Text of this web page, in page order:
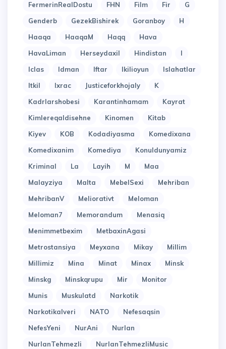
FermerinRealDostu
FHN Film Fir
G
Genderb
GezekBishirek Goranboy
H
Haaqa
HaaqaM Haqq
Hava
HavaLiman
Herseydaxil Hindistan
I
Iclas
Idman Iftar Ikilioyun
Islahatlar
Itkil
Ixrac Justiceforkhojaly
K
Kadrlarshobesi
Karantinhamam
Kayrat
Kimlereqaldisehne
Kinomen
Kitab
Kiyev
KOB Kodadiyasma
Komedixana
Komedixanim
Komediya
Konuldunyamiz
Kriminal
La Layih M
Maa
Malayziya
Malta MebelSexi
Mehriban
MehribanV
Meliorativt
Meloman
Meloman7
Memorandum
Menasiq
Menimmetbexim
MetbaxinAgasi
Metrostansiya
Meyxana Mikay
Millim
Millimiz
Mina Minat Minax
Minsk
Minskg
Minskqrupu Mir
Monitor
Munis
Muskulatd
Narkotik
Narkotikalveri
NATO
Nefesaqsin
NefesYeni
NurAni
Nurlan
NurlanTehmezli
NurlanTehmezliMusic